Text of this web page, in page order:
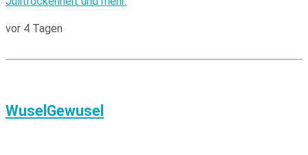
vor 4 Tagen
WuselGewusel